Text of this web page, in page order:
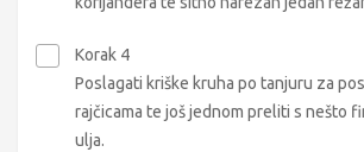
Korak 4
Poslagati kriške kruha po tanjuru za
rajčicama te još jednom preliti s nešto
ulja.